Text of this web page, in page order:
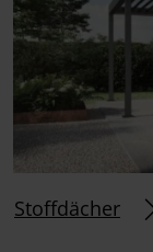
Stoffdächer